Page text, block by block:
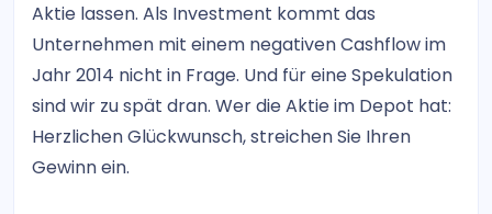
Aktie lassen. Als Investment kommt das
Unternehmen mit einem negativen Cashflow im
Jahr 2014 nicht in Frage. Und für eine Spekulation
sind wir zu spät dran. Wer die Aktie im Depot hat:
Herzlichen Glückwunsch, streichen Sie Ihren
Gewinn ein.